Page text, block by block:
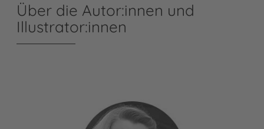
Über die Autor:innen und
Illustrator:innen